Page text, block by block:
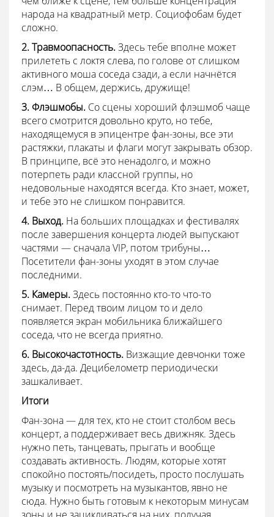
народа на квадратный метр. Социофобам будет
сложно.
2. Травмоопасность.Здесь тебе вполне может
прилететь с локтя слева, по голове от слишком
активного моша соседа сзади, а если начнётся
слэм… В общем, держись, дружище!
3. Флэшмобы. Со сцены хороший флэшмоб чаще
всего смотрится довольно круто, но тебе,
находящемуся в эпицентре фан-зоны, все эти
растяжки, плакаты и флаги могут закрывать обзор.
В принципе, всё это ненадолго, и можно
потерпеть ради классной группы, но
недовольные находятся всегда. Кто знает, может,
и тебе это не слишком понравится.
4. Выход. На больших площадках и фестивалях
после завершения концерта людей выпускают
частями — сначала VIP, потом трибуны…
Посетители фан-зоны уходят в этом случае
последними.
5. Камеры.Здесь постоянно кто-то что-то
снимает. Перед твоим лицом то и дело
появляется экран мобильника ближайшего
соседа, что не всегда приятно.
6. Высокочастотность. Визжащие девчонки тоже
здесь, да-да. Децибелометр периодически
зашкаливает.
Итоги
Фан-зона — для тех, кто не стоит столбом весь
концерт, а поддерживает весь движняк. Здесь
нужно петь, танцевать, прыгать и вообще
создавать активность. Людям, которые хотят
спокойно постоять/посидеть, просто послушать
музыку и посмотреть на музыкантов, явно не
сюда. Нужно быть готовым к некоторым минусам